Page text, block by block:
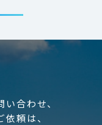
合わせ、
頼は、